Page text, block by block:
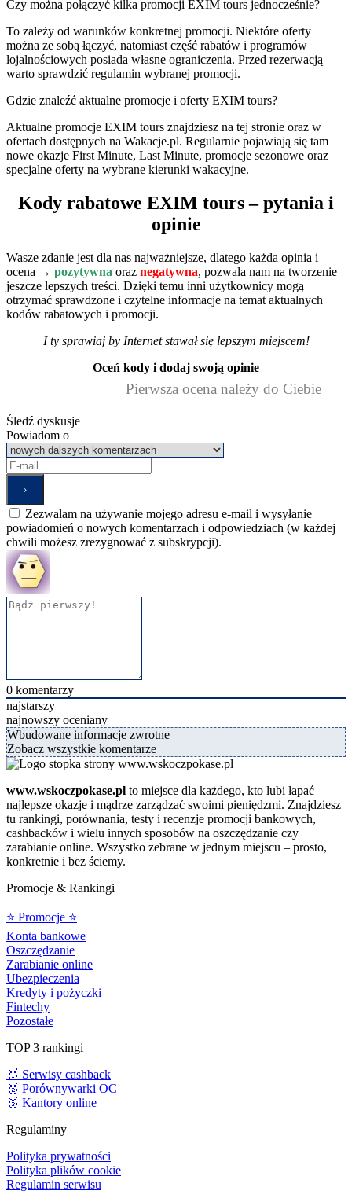
Czy można połączyć kilka promocji EXIM tours jednocześnie?
To zależy od warunków konkretnej promocji. Niektóre oferty
można ze sobą łączyć, natomiast część rabatów i programów
lojalnościowych posiada własne ograniczenia. Przed rezerwacją
warto sprawdzić regulamin wybranej promocji.
Gdzie znaleźć aktualne promocje i oferty EXIM tours?
Aktualne promocje EXIM tours znajdziesz na tej stronie oraz w
ofertach dostępnych na Wakacje.pl. Regularnie pojawiają się tam
nowe okazje First Minute, Last Minute, promocje sezonowe oraz
specjalne oferty na wybrane kierunki wakacyjne.
Kody rabatowe EXIM tours – pytania i
opinie
Wasze zdanie jest dla nas najważniejsze, dlatego każda opinia i
ocena → pozytywna oraz negatywna, pozwala nam na tworzenie
jeszcze lepszych treści. Dzięki temu inni użytkownicy mogą
otrzymać sprawdzone i czytelne informacje na temat aktualnych
kodów rabatowych i promocji.
I ty sprawiaj by Internet stawał się lepszym miejscem!
Oceń kody i dodaj swoją opinie
Pierwsza ocena należy do Ciebie
Śledź dyskusje
Powiadom o
Zezwalam na używanie mojego adresu e-mail i wysyłanie
powiadomień o nowych komentarzach i odpowiedziach (w każdej
chwili możesz zrezygnować z subskrypcji).
0 komentarzy
najstarszy
najnowszy oceniany
Wbudowane informacje zwrotne
Zobacz wszystkie komentarze
www.wskoczpokase.pl to miejsce dla każdego, kto lubi łapać
najlepsze okazje i mądrze zarządzać swoimi pieniędzmi. Znajdziesz
tu rankingi, porównania, testy i recenzje promocji bankowych,
cashbacków i wielu innych sposobów na oszczędzanie czy
zarabianie online. Wszystko zebrane w jednym miejscu – prosto,
konkretnie i bez ściemy.
Promocje & Rankingi
⭐ Promocje ⭐
Konta bankowe
Oszczędzanie
Zarabianie online
Ubezpieczenia
Kredyty i pożyczki
Fintechy
Pozostałe
TOP 3 rankingi
🥇 Serwisy cashback
🥈 Porównywarki OC
🥉 Kantory online
Regulaminy
Polityka prywatności
Polityka plików cookie
Regulamin serwisu